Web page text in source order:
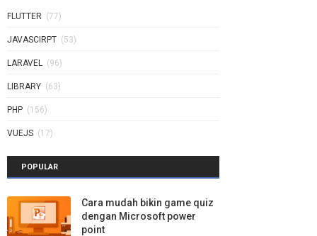
FLUTTER (77)
JAVASCIRPT (53)
LARAVEL (96)
LIBRARY (63)
PHP (156)
VUEJS (17)
POPULAR
Cara mudah bikin game quiz
dengan Microsoft power
point